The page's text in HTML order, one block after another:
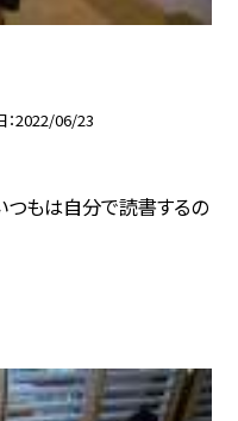
2022/06/23
つもは自分で読書するの